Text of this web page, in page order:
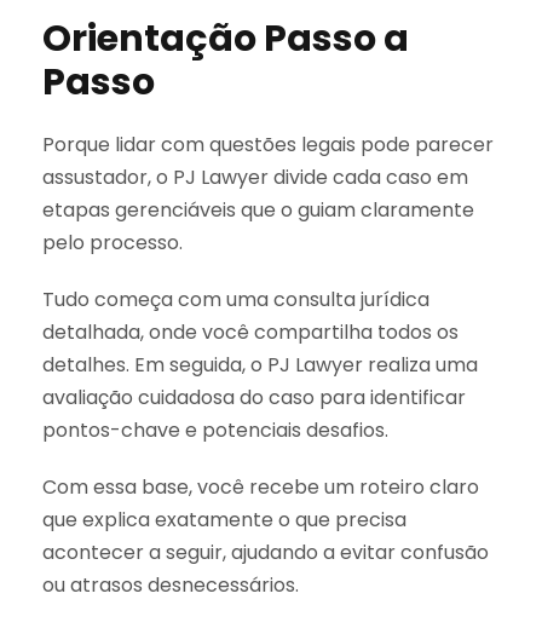
Orientação Passo a
Passo
Porque lidar com questões legais pode parecer
assustador, o PJ Lawyer divide cada caso em
etapas gerenciáveis que o guiam claramente
pelo processo.
Tudo começa com uma consulta jurídica
detalhada, onde você compartilha todos os
detalhes. Em seguida, o PJ Lawyer realiza uma
avaliação cuidadosa do caso para identificar
pontos-chave e potenciais desafios.
Com essa base, você recebe um roteiro claro
que explica exatamente o que precisa
acontecer a seguir, ajudando a evitar confusão
ou atrasos desnecessários.